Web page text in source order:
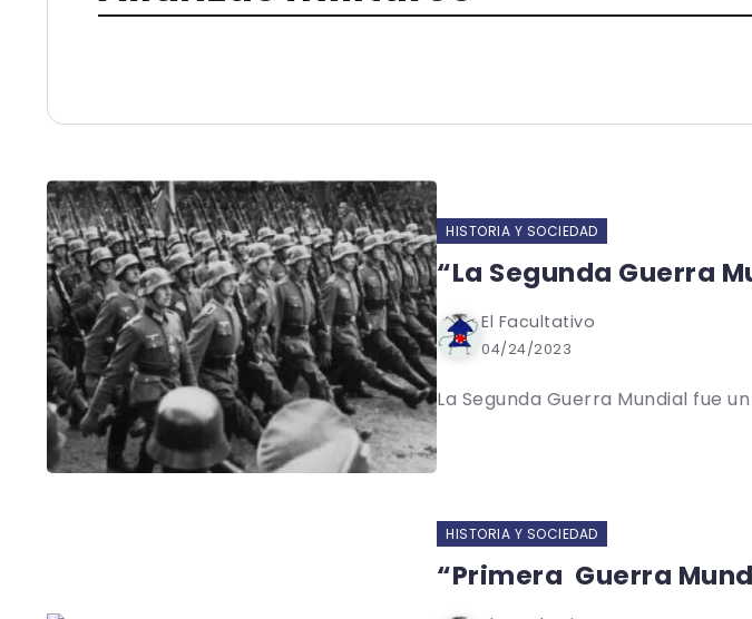
HISTORIA Y SOCIEDAD
“La Segunda Guerra
El Facultativo
04/24/2023
La Segunda Guerra Mundial fue
HISTORIA Y SOCIEDAD
“Primera Guerra